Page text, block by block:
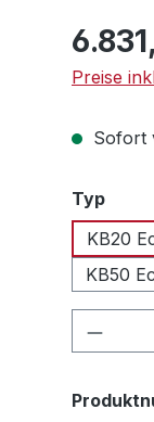
Regulärer
Preise
Sofort
Typ
KB20
KB50